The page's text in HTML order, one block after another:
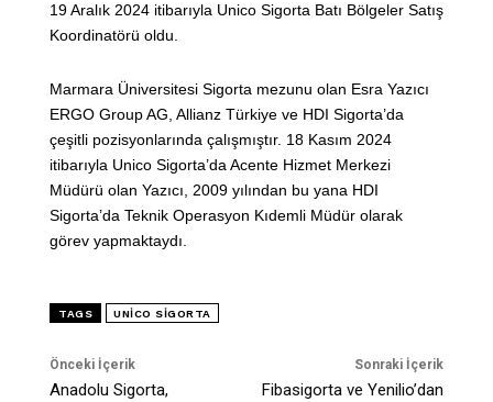
19 Aralık 2024 itibarıyla Unico Sigorta Batı Bölgeler Satış
Koordinatörü oldu.
Marmara Üniversitesi Sigorta mezunu olan Esra Yazıcı
ERGO Group AG, Allianz Türkiye ve HDI Sigorta’da
çeşitli pozisyonlarında çalışmıştır. 18 Kasım 2024
itibarıyla Unico Sigorta’da Acente Hizmet Merkezi
Müdürü olan Yazıcı, 2009 yılından bu yana HDI
Sigorta’da Teknik Operasyon Kıdemli Müdür olarak
görev yapmaktaydı.
TAGS UNICO SIGORTA
Önceki İçerik
Anadolu Sigorta,
Sonraki İçerik
Fibasigorta ve Yenilio’dan